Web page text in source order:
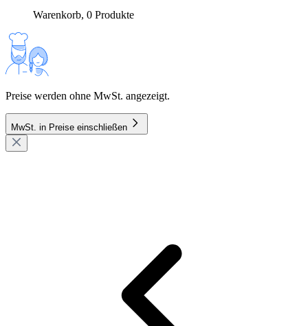
Warenkorb, 0 Produkte
Preise werden ohne MwSt. angezeigt.
MwSt. in Preise einschließen